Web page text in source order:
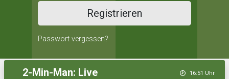
Registrieren
Passwort vergessen?
2-Min-Man: Live 16:51 Uhr